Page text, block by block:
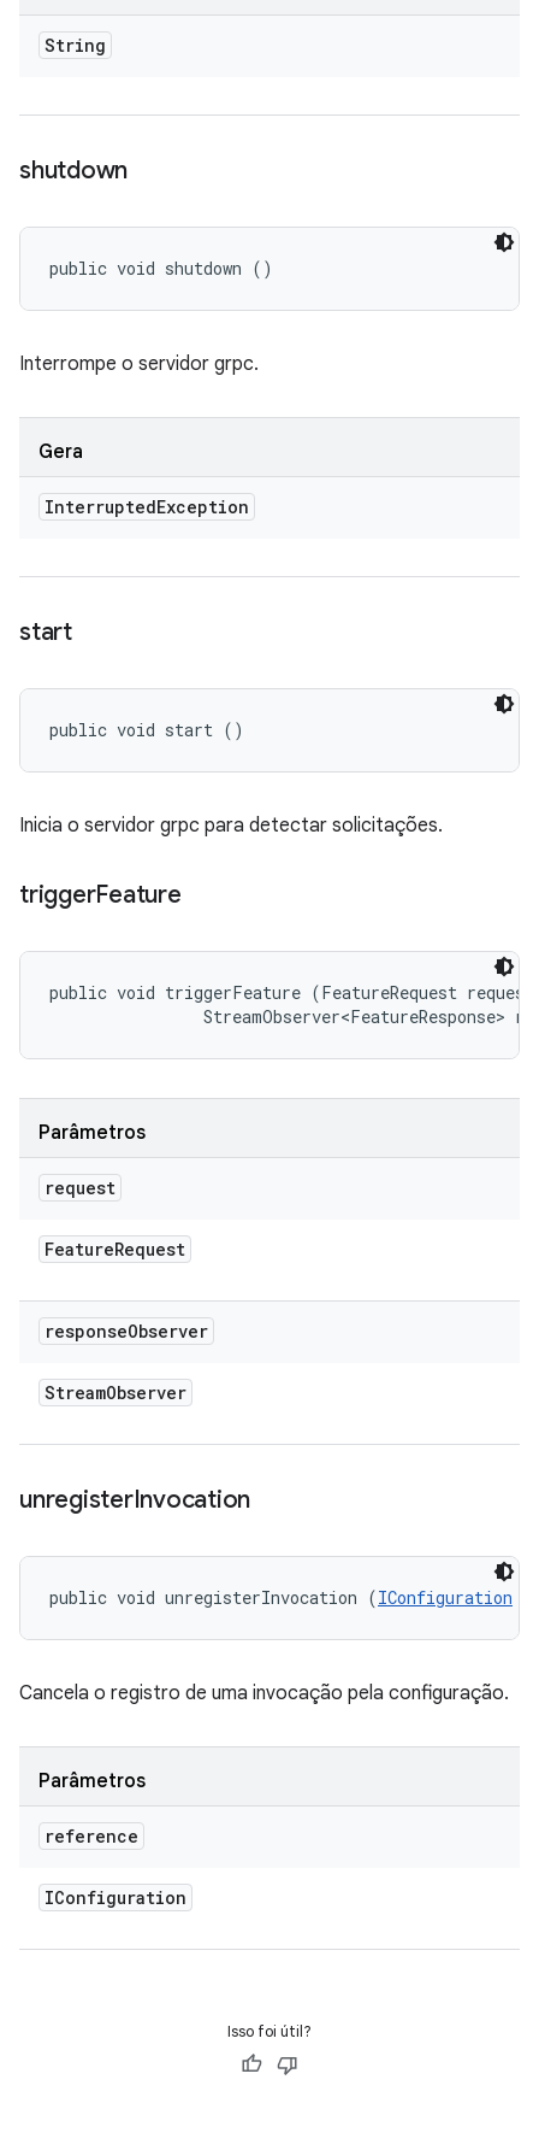
String
shutdown
public void shutdown ()
Interrompe o servidor grpc.
Gera
InterruptedException
start
public void start ()
Inicia o servidor grpc para detectar solicitações.
triggerFeature
public void triggerFeature (FeatureRequest
StreamObserver<FeatureResponse>
Parâmetros
request
FeatureRequest
responseObserver
StreamObserver
unregisterInvocation
public void unregisterInvocation (IConfiguration
Cancela o registro de uma invocação pela configuração.
Parâmetros
reference
IConfiguration
Isso foi útil?